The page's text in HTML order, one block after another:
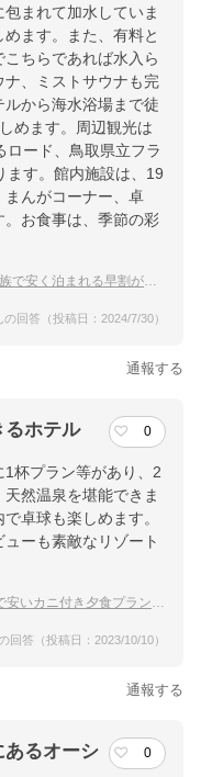
まれて加水していま
ます。また、有料と
ちらであれば水入ら
、ミストサウナも完
から海水浴場まで徒
めます。周辺観光は
ード、鳥取県立フラ
ます。館内施設は、19
まんがコーナー、卓
お食事は、季節の彩
れる早割がある宿のおすすめは？
回答（投稿日：2024/7/30）
通報する
るホテル 0
杯プラン等があり、2
然温泉を堪能できま
卓球も楽しめます。
ーも素敵なリゾート
食プランがある温泉宿ってありますか？
回答（投稿日：2023/10/10）
通報する
あるオーシ
0